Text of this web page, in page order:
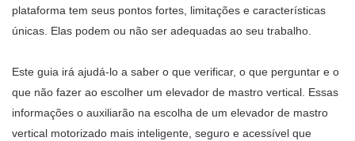
plataforma tem seus pontos fortes, limitações e características
únicas. Elas podem ou não ser adequadas ao seu trabalho.
Este guia irá ajudá-lo a saber o que verificar, o que perguntar e o
que não fazer ao escolher um elevador de mastro vertical. Essas
informações o auxiliarão na escolha de um elevador de mastro
vertical motorizado mais inteligente, seguro e acessível que